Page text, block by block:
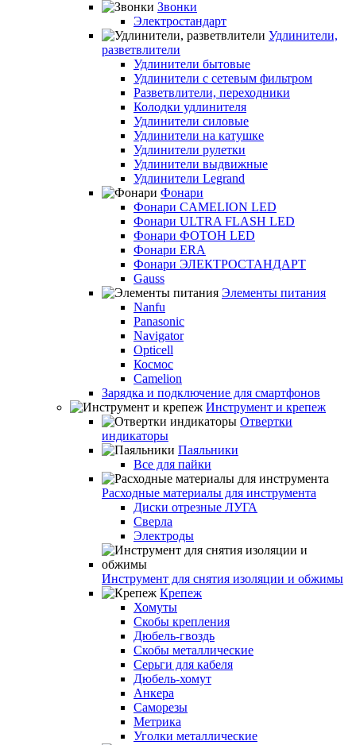
Звонки
Электростандарт
Удлинители,
разветвлители
Удлинители бытовые
Удлинители с сетевым фильтром
Разветвлители, переходники
Колодки удлинителя
Удлинители силовые
Удлинители на катушке
Удлинители рулетки
Удлинители выдвижные
Удлинители Legrand
Фонари
Фонари CAMELION LED
Фонари ULTRA FLASH LED
Фонари ФОТОН LED
Фонари ERA
Фонари ЭЛЕКТРОСТАНДАРТ
Gauss
Элементы питания
Nanfu
Panasonic
Navigator
Opticell
Космос
Camelion
Зарядка и подключение для смартфонов
Инструмент и крепеж
Отвертки
индикаторы
Паяльники
Все для пайки
Расходные материалы для инструмента
Диски отрезные ЛУГА
Сверла
Электроды
Инструмент для снятия изоляции и обжимы
Крепеж
Хомуты
Скобы крепления
Дюбель-гвоздь
Скобы металлические
Серьги для кабеля
Дюбель-хомут
Анкера
Саморезы
Метрика
Уголки металлические